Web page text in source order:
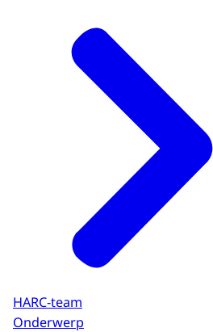
HARC-team
Onderwerp